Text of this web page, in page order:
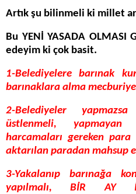
Artık şu bilinmeli ki millet
Bu YENİ YASADA OLMASI
edeyim ki çok basit.
1-Belediyelere barınak
barınaklara alma
2-Belediyeler
üstlenmeli,
harcamaları gereken
aktarılan paradan mahsup
3-Yakalanıp barınağa
yapılmalı, BİR AY